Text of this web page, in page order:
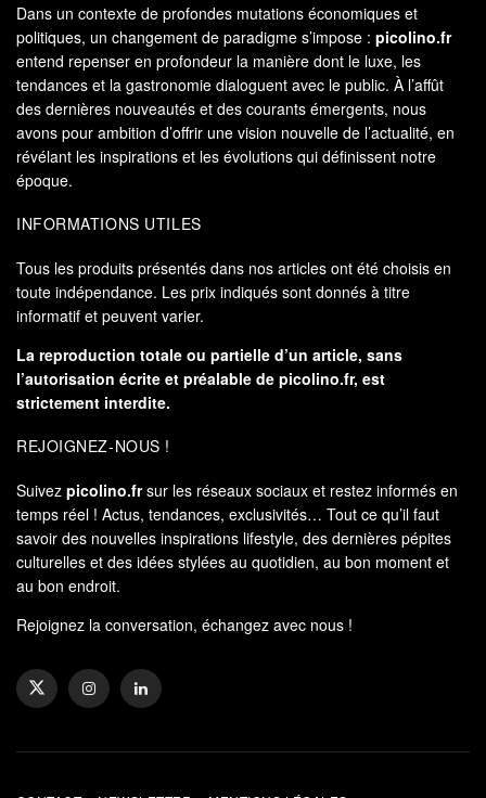
Dans un contexte de profondes mutations économiques et
politiques, un changement de paradigme s’impose : picolino.fr
entend repenser en profondeur la manière dont le luxe, les
tendances et la gastronomie dialoguent avec le public. À l’affût
des dernières nouveautés et des courants émergents, nous
avons pour ambition d’offrir une vision nouvelle de l’actualité, en
révélant les inspirations et les évolutions qui définissent notre
époque.
INFORMATIONS UTILES
Tous les produits présentés dans nos articles ont été choisis en
toute indépendance. Les prix indiqués sont donnés à titre
informatif et peuvent varier.
La reproduction totale ou partielle d’un article, sans
l’autorisation écrite et préalable de picolino.fr, est
strictement interdite.
REJOIGNEZ-NOUS !
Suivez picolino.frsur les réseaux sociaux et restez informés en
temps réel ! Actus, tendances, exclusivités… Tout ce qu’il faut
savoir des nouvelles inspirations lifestyle, des dernières pépites
culturelles et des idées stylées au quotidien, au bon moment et
au bon endroit.
Rejoignez la conversation, échangez avec nous !